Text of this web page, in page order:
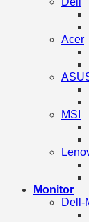
Acer
MSI
Monitor
Dell-